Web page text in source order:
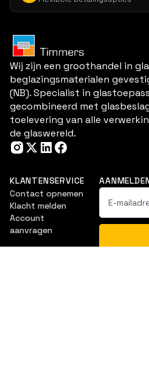
Wij zijn een groothandel in
beglazingsmaterialen
(NB). Specialist in
gecombineerd met
toelevering van alle
de glaswereld.
KLANTENSERVICE
Contact opnemen
Klacht melden
Account
aanvragen